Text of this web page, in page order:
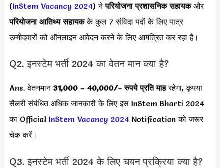
(InStem Vacancy 2024) नेपरियोजना प्रशासनिक सहायकऔर
परियोजना आतिथ्य सहायकके कुल 7 संविदा पदों के लिए पात्र
उम्मीदवारों को ऑनलाइन आवेदन करने के लिए आमंत्रित कर रहा है।
Q2. इनस्टेम भर्ती 2024 का वेतन मान क्या है?
Ans. वेतनमान 31,000 – 40,000/- रुपये प्रति माहरहेगा, कृपया
सैलरी संबंधित अधिक जानकारी के लिए इस InStem Bharti 2024
का Official InStem Vacancy 2024 Notification को जरूर
चेक करें।
Q3. इनस्टेम भर्ती 2024 के लिए चयन प्रक्रिया क्या है?